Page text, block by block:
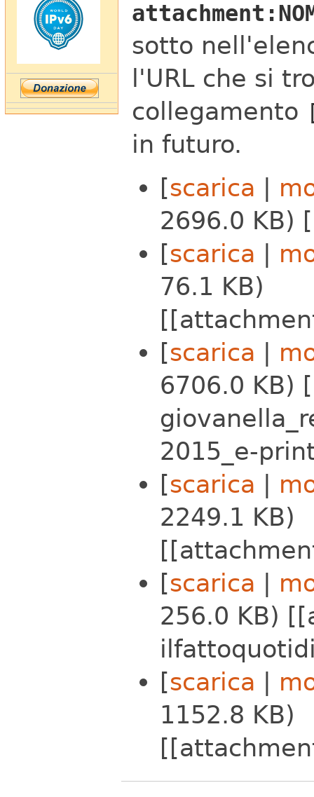
sotto
l'URL che si
collegamento
in futuro.
[scarica |
2696.0 KB)
[scarica |
76.1 KB)
[scarica |
6706.0 KB)
2015_e-
[scarica |
2249.1 KB)
[scarica |
256.0 KB)
[scarica |
1152.8 KB)